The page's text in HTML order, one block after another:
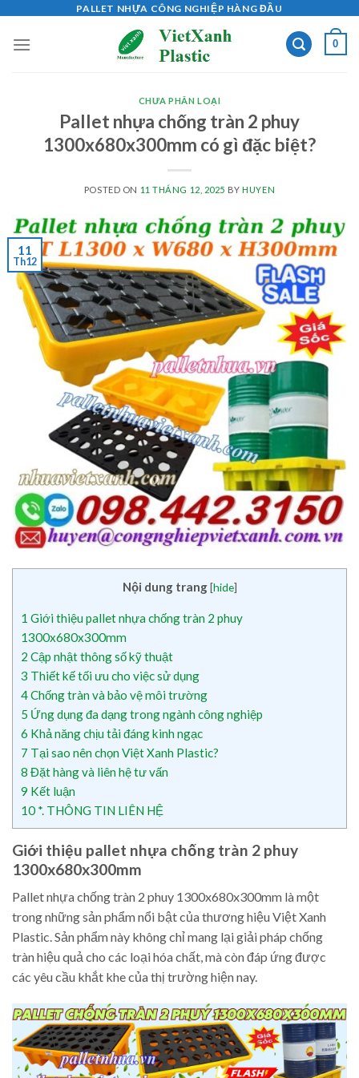
content
PALLET NHỰA CÔNG NGHIỆP HÀNG ĐẦU
0
CHƯA PHÂN LOẠI
Pallet nhựa chống tràn 2 phuy
1300x680x300mm có gì đặc biệt?
POSTED ON 11 THÁNG 12, 2025 BYHUYEN
11
Th12
Nội dung trang [hide]
1 Giới thiệu pallet nhựa chống tràn 2 phuy
1300x680x300mm
2 Cập nhật thông số kỹ thuật
3 Thiết kế tối ưu cho việc sử dụng
4Chống tràn và bảo vệ môi trường
5 Ứng dụng đa dạng trong ngành công nghiệp
6 Khả năng chịu tải đáng kinh ngạc
7 Tại sao nên chọn Việt Xanh Plastic?
8 Đặt hàng và liên hệ tư vấn
9 Kết luận
10 *. THÔNG TIN LIÊN HỆ
Giới thiệu pallet nhựa chống tràn 2 phuy
1300x680x300mm
Pallet nhựa chống tràn 2 phuy 1300x680x300mm là một
trong những sản phẩm nổi bật của thương hiệu Việt Xanh
Plastic. Sản phẩm này không chỉ mang lại giải pháp chống
tràn hiệu quả cho các loại hóa chất, mà còn đáp ứng được
các yêu cầu khắt khe của thị trường hiện nay.